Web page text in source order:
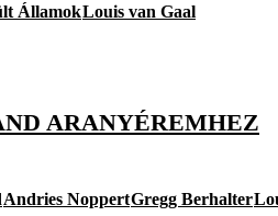
ÁllamokLouis van Gaal
ARANYÉREMHEZ
Andries NoppertGregg Berhalter